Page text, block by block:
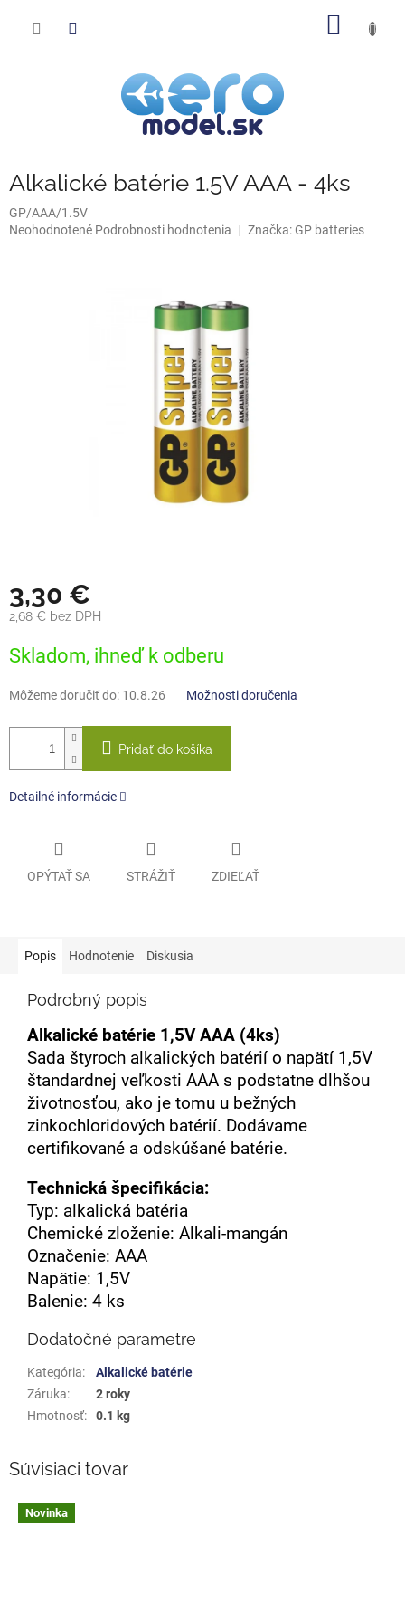
Alkalické batérie 1.5V AAA - 4ks
GP/AAA/1.5V
Priemerné
Neohodnotené Podrobnosti hodnotenia Značka: GP batteries
3,30 €
2,68 € bez DPH
cena:
Skladom, ihneď k odberu
Môžeme doručiť do: 10.8.26 Možnosti doručenia
Pridať do košíka
Detailné informácie
OPÝTAŤ SA STRÁŽIŤ ZDIEĽAŤ
Popis Hodnotenie Diskusia
Podrobný popis
Alkalické batérie 1,5V AAA (4ks)
Sada štyroch alkalických batérií o napätí 1,5V
štandardnej veľkosti AAA s podstatne dlhšou
životnosťou, ako je tomu u bežných
zinkochloridových batérií. Dodávame
certifikované a odskúšané batérie.
Technická špecifikácia:
Typ: alkalická batéria
Chemické zloženie: Alkali-mangán
Označenie: AAA
Napätie: 1,5V
Balenie: 4 ks
Dodatočné parametre
Kategória:
Alkalické batérie
Záruka:
2 roky
Hmotnosť: 0.1 kg
Súvisiaci tovar
Novinka